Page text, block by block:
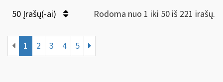
50 Įrašų(-ai) Rodoma nuo 1 iki 50 iš 221 irašų.
1 2 3 4 5